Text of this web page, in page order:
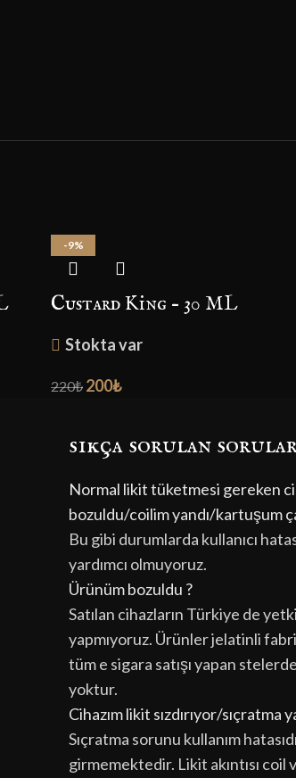
-9%
Custard King – 30 ML
Stokta var
220₺ 200₺
sıkça sorulan
Normal likit tüketmesi gereken
bozuldu/coilim yandı/kartuşum
Bu gibi durumlarda kullanıcı
yardımcı olmuyoruz.
Ürünüm bozuldu ?
Satılan cihazların Türkiye de
yapmıyoruz. Ürünler jelatinli
tüm e sigara satışı yapan
yoktur.
Cihazım likit sızdırıyor/sıçratma
Sıçratma sorunu kullanım
girmemektedir. Likit akıntısı coil